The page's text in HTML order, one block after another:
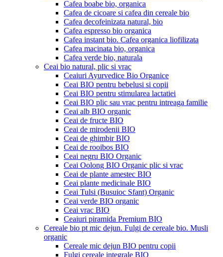
Cafea boabe bio, organica
Cafea de cicoare si cafea din cereale bio
Cafea decofeinizata natural, bio
Cafea espresso bio organica
Cafea instant bio. Cafea organica liofilizata
Cafea macinata bio, organica
Cafea verde bio, naturala
Ceai bio natural, plic si vrac
Ceaiuri Ayurvedice Bio Organice
Ceai BIO pentru bebelusi si copii
Ceai BIO pentru stimularea lactatiei
Ceai BIO plic sau vrac pentru intreaga familie
Ceai alb BIO organic
Ceai de fructe BIO
Ceai de mirodenii BIO
Ceai de ghimbir BIO
Ceai de rooibos BIO
Ceai negru BIO Organic
Ceai Oolong BIO Organic plic si vrac
Ceai de plante amestec BIO
Ceai plante medicinale BIO
Ceai Tulsi (Busuioc Sfant) Organic
Ceai verde BIO organic
Ceai vrac BIO
Ceaiuri piramida Premium BIO
Cereale bio pt mic dejun. Fulgi de cereale bio. Musli
organic
Cereale mic dejun BIO pentru copii
Fulgi cereale integrale BIO